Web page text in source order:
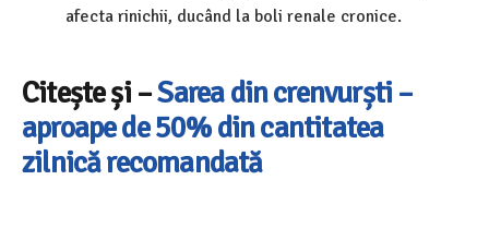
afecta rinichii, ducând la boli renale cronice.
Citește și –Sarea din crenvurști –
aproape de 50% din cantitatea
zilnică recomandată